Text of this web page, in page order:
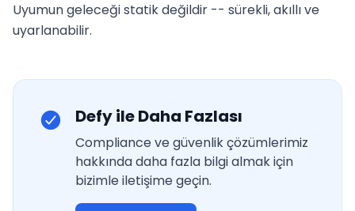
Uyumun geleceği statik değildir -- sürekli, akıllı ve
uyarlanabilir.
Defy ile Daha Fazlası
Compliance ve güvenlik çözümlerimiz
hakkında daha fazla bilgi almak için
bizimle iletişime geçin.